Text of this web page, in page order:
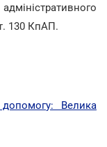
130 КпАП.
Велика